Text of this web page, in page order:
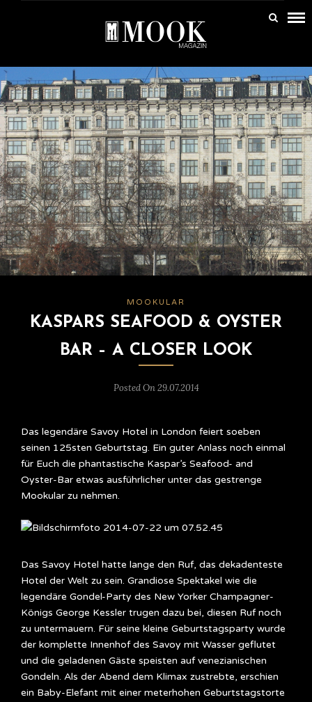
MOOKULAR
KASPARS SEAFOOD & OYSTER
BAR – A CLOSER LOOK
Posted On 29.07.2014
Das legendäre Savoy Hotel in London feiert soeben
seinen 125sten Geburtstag. Ein guter Anlass noch einmal
für Euch die phantastische Kaspar’s Seafood- and
Oyster-Bar etwas ausführlicher unter das gestrenge
Mookular zu nehmen.
Das Savoy Hotel hatte lange den Ruf, das dekadenteste
Hotel der Welt zu sein. Grandiose Spektakel wie die
legendäre Gondel-Party des New Yorker Champagner-
Königs George Kessler trugen dazu bei, diesen Ruf noch
zu untermauern. Für seine kleine Geburtstagsparty wurde
der komplette Innenhof des Savoy mit Wasser geflutet
und die geladenen Gäste speisten auf venezianischen
Gondeln. Als der Abend dem Klimax zustrebte, erschien
ein Baby-Elefant mit einer meterhohen Geburtstagstorte